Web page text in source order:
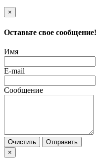
×
Оставьте свое сообщение!
Имя
E-mail
Сообщение
Очистить
Отправить
×